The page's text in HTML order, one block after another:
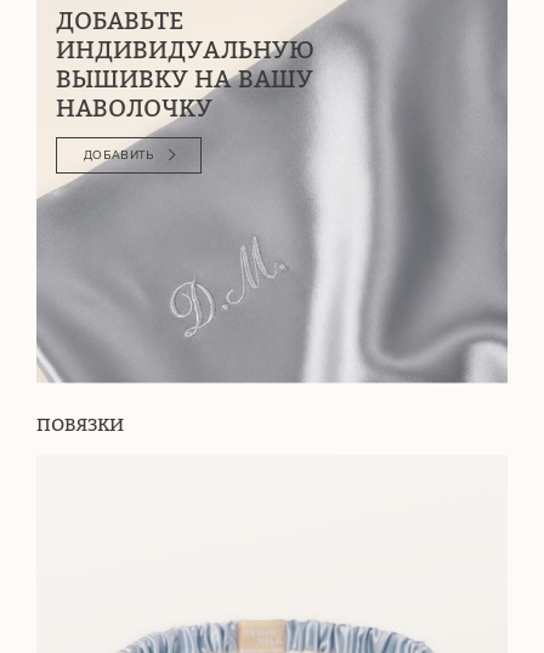
ДОБАВЬТЕ
ИНДИВИДУАЛЬНУЮ
ВЫШИВКУ НА ВАШУ
НАВОЛОЧКУ
ДОБАВИТЬ
ПОВЯЗКИ